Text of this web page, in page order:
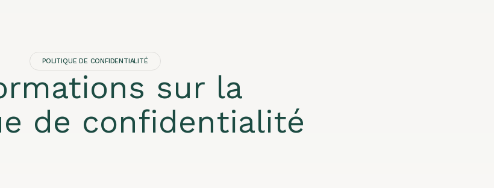
POLITIQUE DE CONFIDENTIALITÉ
sur la
de confidentialité